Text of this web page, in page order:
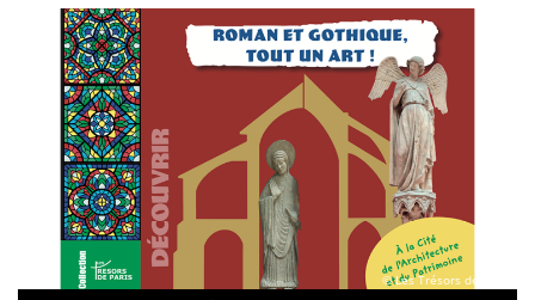
© Les Trésors de Paris